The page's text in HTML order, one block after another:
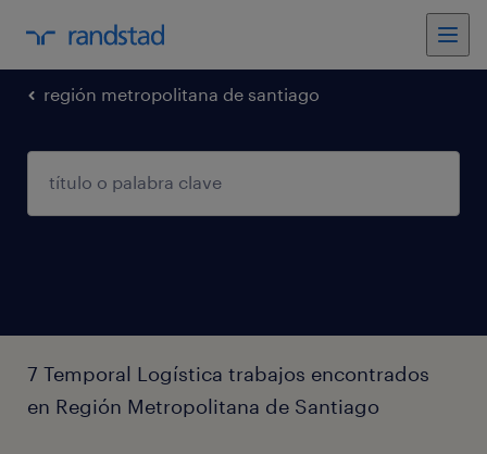
región metropolitana de santiago
7 Temporal Logística trabajos encontrados
en Región Metropolitana de Santiago